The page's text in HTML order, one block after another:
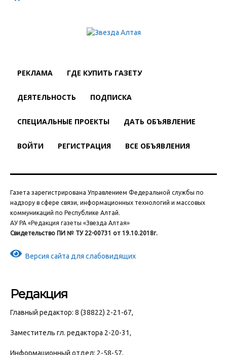
РЕКЛАМА ГДЕ КУПИТЬ ГАЗЕТУ
ДЕЯТЕЛЬНОСТЬ ПОДПИСКА
СПЕЦИАЛЬНЫЕ ПРОЕКТЫ ДАТЬ ОБЪЯВЛЕНИЕ
ВОЙТИ РЕГИСТРАЦИЯ ВСЕ ОБЪЯВЛЕНИЯ
Газета зарегистрирована Управлением Федеральной службы по
надзору в сфере связи, информационных технологий и массовых
коммуникаций по Республике Алтай.
АУ РА «Редакция газеты «Звезда Алтая»
Свидетельство ПИ № ТУ 22-00731 от 19.10.2018г.
Версия сайта для слабовидящих
Редакция
Главный редактор: 8 (38822) 2-21-67,
Заместитель гл. редактора 2-20-31,
Информационный отдел: 2-58-57,